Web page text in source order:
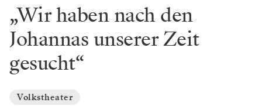
„Wir haben nach den
Johannas unserer Zeit
gesucht“
Volkstheater